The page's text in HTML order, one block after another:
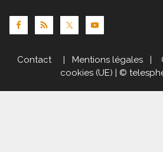
Contact| Mentions légales |
cookies (UE) | ©